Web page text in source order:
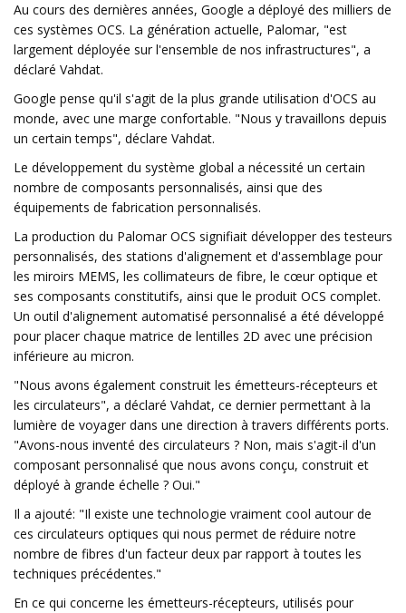
Au cours des dernières années, Google a déployé des milliers de
ces systèmes OCS. La génération actuelle, Palomar, "est
largement déployée sur l'ensemble de nos infrastructures", a
déclaré Vahdat.
Google pense qu'il s'agit de la plus grande utilisation d'OCS au
monde, avec une marge confortable. "Nous y travaillons depuis
un certain temps", déclare Vahdat.
Le développement du système global a nécessité un certain
nombre de composants personnalisés, ainsi que des
équipements de fabrication personnalisés.
La production du Palomar OCS signifiait développer des testeurs
personnalisés, des stations d'alignement et d'assemblage pour
les miroirs MEMS, les collimateurs de fibre, le cœur optique et
ses composants constitutifs, ainsi que le produit OCS complet.
Un outil d'alignement automatisé personnalisé a été développé
pour placer chaque matrice de lentilles 2D avec une précision
inférieure au micron.
"Nous avons également construit les émetteurs-récepteurs et
les circulateurs", a déclaré Vahdat, ce dernier permettant à la
lumière de voyager dans une direction à travers différents ports.
"Avons-nous inventé des circulateurs ? Non, mais s'agit-il d'un
composant personnalisé que nous avons conçu, construit et
déployé à grande échelle ? Oui."
Il a ajouté: "Il existe une technologie vraiment cool autour de
ces circulateurs optiques qui nous permet de réduire notre
nombre de fibres d'un facteur deux par rapport à toutes les
techniques précédentes."
En ce qui concerne les émetteurs-récepteurs, utilisés pour